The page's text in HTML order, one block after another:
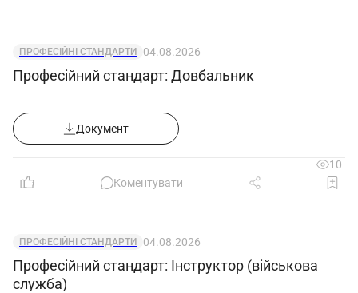
ПРОФЕСІЙНІ СТАНДАРТИ 04.08.2026
Професійний стандарт: Довбальник
Документ
10
Коментувати
ПРОФЕСІЙНІ СТАНДАРТИ 04.08.2026
Професійний стандарт: Інструктор (військова
служба)